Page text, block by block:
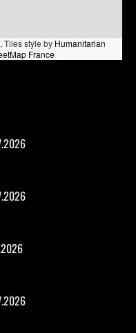
Tiles style by Humanitarian
France